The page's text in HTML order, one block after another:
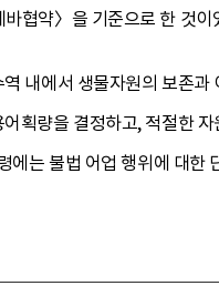
바협약〉을 기준으로 한 것
내에서 생물자원의 보존
획량을 결정하고, 적절한
에는 불법 어업 행위에 대한